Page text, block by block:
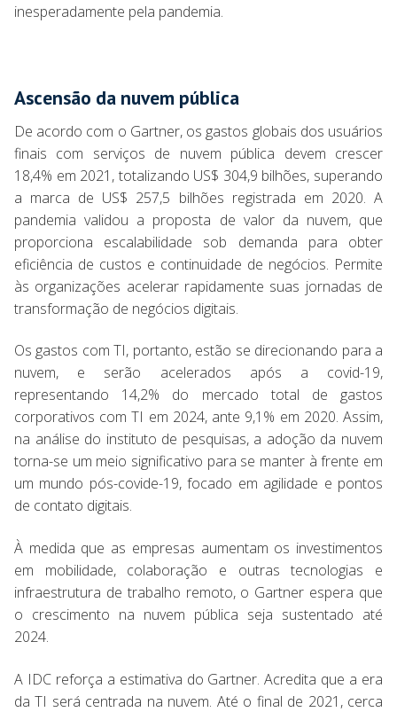
inesperadamente pela pandemia.
Ascensão da nuvem pública
De acordo com o Gartner, os gastos globais dos usuários
finais com serviços de nuvem pública devem crescer
18,4% em 2021, totalizando US$ 304,9 bilhões, superando
a marca de US$ 257,5 bilhões registrada em 2020. A
pandemia validou a proposta de valor da nuvem, que
proporciona escalabilidade sob demanda para obter
eficiência de custos e continuidade de negócios. Permite
às organizações acelerar rapidamente suas jornadas de
transformação de negócios digitais.
Os gastos com TI, portanto, estão se direcionando para a
nuvem, e serão acelerados após a covid-19,
representando 14,2% do mercado total de gastos
corporativos com TI em 2024, ante 9,1% em 2020. Assim,
na análise do instituto de pesquisas, a adoção da nuvem
torna-se um meio significativo para se manter à frente em
um mundo pós-covide-19, focado em agilidade e pontos
de contato digitais.
À medida que as empresas aumentam os investimentos
em mobilidade, colaboração e outras tecnologias e
infraestrutura de trabalho remoto, o Gartner espera que
o crescimento na nuvem pública seja sustentado até
2024.
A IDC reforça a estimativa do Gartner. Acredita que a era
da TI será centrada na nuvem. Até o final de 2021, cerca